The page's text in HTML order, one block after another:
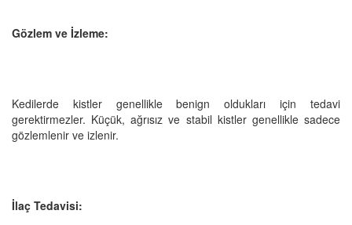
Gözlem ve İzleme:
Kedilerde kistler genellikle benign oldukları için tedavi
gerektirmezler. Küçük, ağrısız ve stabil kistler genellikle sadece
gözlemlenir ve izlenir.
İlaç Tedavisi: